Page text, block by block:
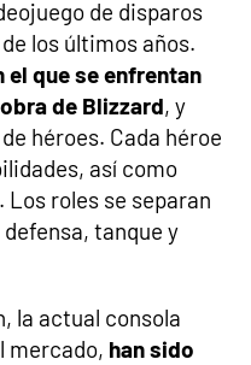
de disparos
los últimos años.
que se enfrentan
de Blizzard, y
héroes. Cada héroe
así como
roles se separan
tanque y
la actual consola
mercado, han sido